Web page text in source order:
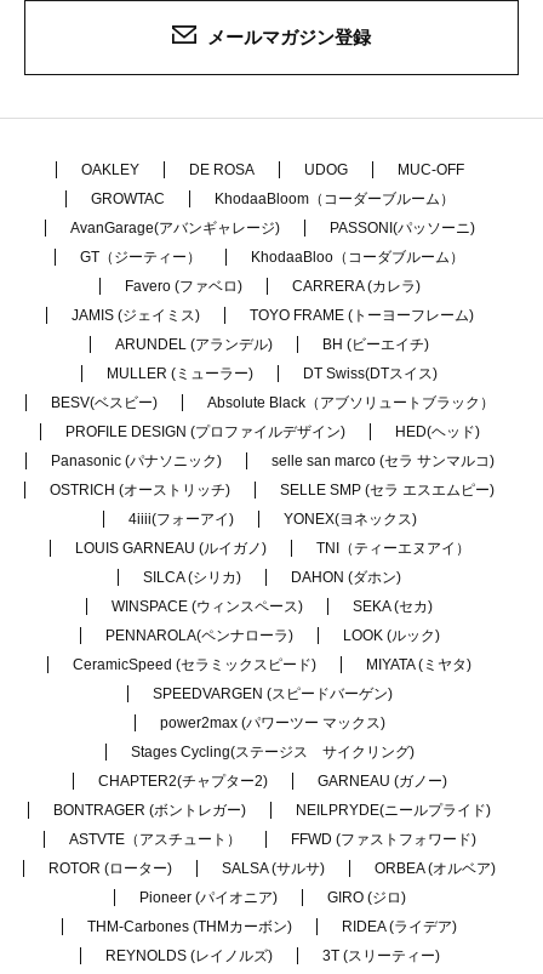
メールマガジン登録
OAKLEY DE ROSA UDOG
MUC-OFF
GROWTAC
KhodaaBloom（コーダーブルーム）
AvanGarage(アバンギャレージ)
PASSONI(パッソーニ)
GT（ジーティー）
KhodaaBloo（コーダブルーム）
Favero (ファベロ)
CARRERA (カレラ)
JAMIS (ジェイミス)
TOYO FRAME (トーヨーフレーム)
ARUNDEL (アランデル)
BH (ビーエイチ)
MULLER (ミューラー)
DT Swiss(DTスイス)
BESV(ベスビー)
Absolute Black（アブソリュートブラック）
PROFILE DESIGN (プロファイルデザイン)
HED(ヘッド)
Panasonic (パナソニック)
selle san marco (セラ サンマルコ)
OSTRICH (オーストリッチ)
SELLE SMP (セラ エスエムピー)
4iiii(フォーアイ)
YONEX(ヨネックス)
LOUIS GARNEAU (ルイガノ)
TNI（ティーエヌアイ）
SILCA (シリカ)
DAHON (ダホン)
WINSPACE (ウィンスペース)
SEKA (セカ)
PENNAROLA(ペンナローラ)
LOOK (ルック)
CeramicSpeed (セラミックスピード)
MIYATA (ミヤタ)
SPEEDVARGEN (スピードバーゲン)
power2max (パワーツー マックス)
Stages Cycling(ステージス サイクリング)
CHAPTER2(チャプター2)
GARNEAU (ガノー)
BONTRAGER (ボントレガー)
NEILPRYDE(ニールプライド)
ASTVTE（アスチュート）
FFWD (ファストフォワード)
ROTOR (ローター)
SALSA (サルサ)
ORBEA (オルベア)
Pioneer (パイオニア)
GIRO (ジロ)
THM-Carbones (THMカーボン)
RIDEA (ライデア)
REYNOLDS (レイノルズ)
3T (スリーティー)